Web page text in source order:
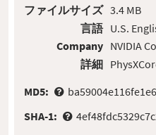
ファイルサイズ
言語
Company
詳細
3.4 MB
U.S.
NVIDIA
MD5:
SHA-1: